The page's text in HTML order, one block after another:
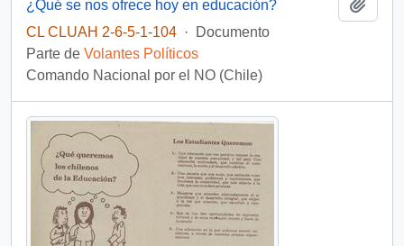
¿Qué se nos ofrece hoy en educación?
CL CLUAH 2-6-5-1-104 ·
Documento
Parte de Volantes Políticos
Comando Nacional por el NO (Chile)